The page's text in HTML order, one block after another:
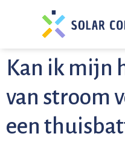
Kan ik mijn
van stroom
een